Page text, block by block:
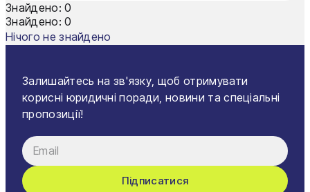
Умань
Харків
Хмельницький
Чернівці
Знайдено: 0
Знайдено: 0
Нічого не знайдено
Залишайтесь на зв'язку, щоб отримувати
корисні юридичні поради, новини та спеціальні
пропозиції!
Підписатися